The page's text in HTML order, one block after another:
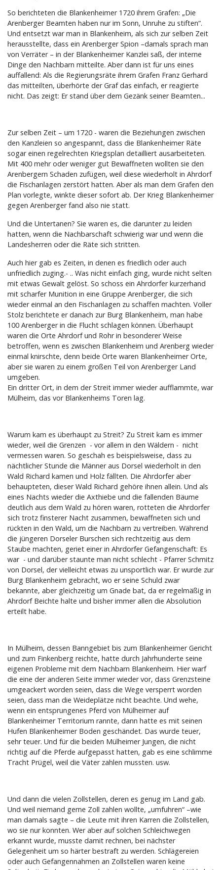
So berichteten die Blankenheimer 1720 ihrem Grafen: „Die
Arenberger Beamten haben nur im Sonn, Unruhe zu stiften“.
Und entsetzt war man in Blankenheim, als sich zur selben Zeit
herausstellte, dass ein Arenberger Spion –damals sprach man
von Verräter – in der Blankenheimer Kanzlei saß, der interne
Dinge den Nachbarn mitteilte. Aber dann ist für uns eines
auffallend: Als die Regierungsräte ihrem Grafen Franz Gerhard
das mitteilten, überhörte der Graf das einfach, er reagierte
nicht. Das zeigt: Er stand über dem Gezänk seiner Beamten...
Zur selben Zeit – um 1720 - waren die Beziehungen zwischen
den Kanzleien so angespannt, dass die Blankenheimer Räte
sogar einen regelrechten Kriegsplan detailliert ausarbeiteten.
Mit 400 mehr oder weniger gut Bewaffneten wollten sie den
Arenbergern Schaden zufügen, weil diese wiederholt in Ahrdorf
die Fischanlagen zerstört hatten. Aber als man dem Grafen den
Plan vorlegte, winkte dieser sofort ab. Der Krieg Blankenheimer
gegen Arenberger fand also nie statt.
Und die Untertanen? Sie waren es, die darunter zu leiden
hatten, wenn die Nachbarschaft schwierig war und wenn die
Landesherren oder die Räte sich stritten.
Auch hier gab es Zeiten, in denen es friedlich oder auch
unfriedlich zuging.- .. Was nicht einfach ging, wurde nicht selten
mit etwas Gewalt gelöst. So schoss ein Ahrdorfer kurzerhand
mit scharfer Munition in eine Gruppe Arenberger, die sich
wieder einmal an den Fischanlagen zu schaffen machten. Voller
Stolz berichtete er danach zur Burg Blankenheim, man habe
100 Arenberger in die Flucht schlagen können. Überhaupt
waren die Orte Ahrdorf und Rohr in besonderer Weise
betroffen, wenn es zwischen Blankenheim und Arenberg wieder
einmal knirschte, denn beide Orte waren Blankenheimer Orte,
aber sie waren zu einem großen Teil von Arenberger Land
umgeben.
Ein dritter Ort, in dem der Streit immer wieder aufflammte, war
Mülheim, das vor Blankenheims Toren lag.
Warum kam es überhaupt zu Streit? Zu Streit kam es immer
wieder, weil die Grenzen - vor allem in den Wäldern - nicht
vermessen waren. So geschah es beispielsweise, dass zu
nächtlicher Stunde die Männer aus Dorsel wiederholt in den
Wald Richard kamen und Holz fällten. Die Ahrdorfer aber
behaupteten, dieser Wald Richard gehöre ihnen allein. Und als
eines Nachts wieder die Axthiebe und die fallenden Bäume
deutlich aus dem Wald zu hören waren, rotteten die Ahrdorfer
sich trotz finsterer Nacht zusammen, bewaffneten sich und
rückten in den Wald, um die Nachbarn zu vertreiben. Während
die jüngeren Dorseler Burschen sich rechtzeitig aus dem
Staube machten, geriet einer in Ahrdorfer Gefangenschaft: Es
war - und darüber staunte man nicht schlecht - Pfarrer Schmitz
von Dorsel, der vielleicht etwas zu unsportlich war. Er wurde zur
Burg Blankenheim gebracht, wo er seine Schuld zwar
bekannte, aber gleichzeitig um Gnade bat, da er regelmäßig in
Ahrdorf Beichte halte und bisher immer allen die Absolution
erteilt habe.
In Mülheim, dessen Banngebiet bis zum Blankenheimer Gericht
und zum Finkenberg reichte, hatte durch Jahrhunderte seine
eigenen Probleme mit dem Nachbarn Blankenheim. Hier warf
die eine der anderen Seite immer wieder vor, dass Grenzsteine
umgeackert worden seien, dass die Wege versperrt worden
seien, dass man die Weideplätze nicht beachte. Und wehe,
wenn ein entsprungenes Pferd von Mülheimer auf
Blankenheimer Territorium rannte, dann hatte es mit seinen
Hufen Blankenheimer Boden geschändet. Das wurde teuer,
sehr teuer. Und für die beiden Mülheimer Jungen, die nicht
richtig auf die Pferde aufgepasst hatten, gab es eine schlimme
Tracht Prügel, weil die Väter zahlen mussten. usw.
Und dann die vielen Zollstellen, deren es genug im Land gab.
Und weil niemand gerne Zoll zahlen wollte, „umfuhren“ –wie
man damals sagte – die Leute mit ihren Karren die Zollstellen,
wo sie nur konnten. Wer aber auf solchen Schleichwegen
erkannt wurde, musste damit rechnen, bei nächster
Gelegenheit um so härter bestraft zu werden. Schlägereien
oder auch Gefangennahmen an Zollstellen waren keine